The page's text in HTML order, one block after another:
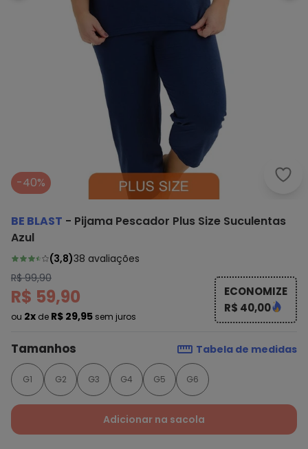
Be
-40%
BE BLAST - Pijama Pescador Plus Size Suculentas
Azul
(3,8)38 avaliações
R$ 99,90
R$ 59,90
ou 2x de R$ 29,95 sem juros
ECONOMIZE
R$ 40,00
Tamanhos Tabela de medidas
G1 G2 G3 G4 G5 G6
Adicionar na sacola